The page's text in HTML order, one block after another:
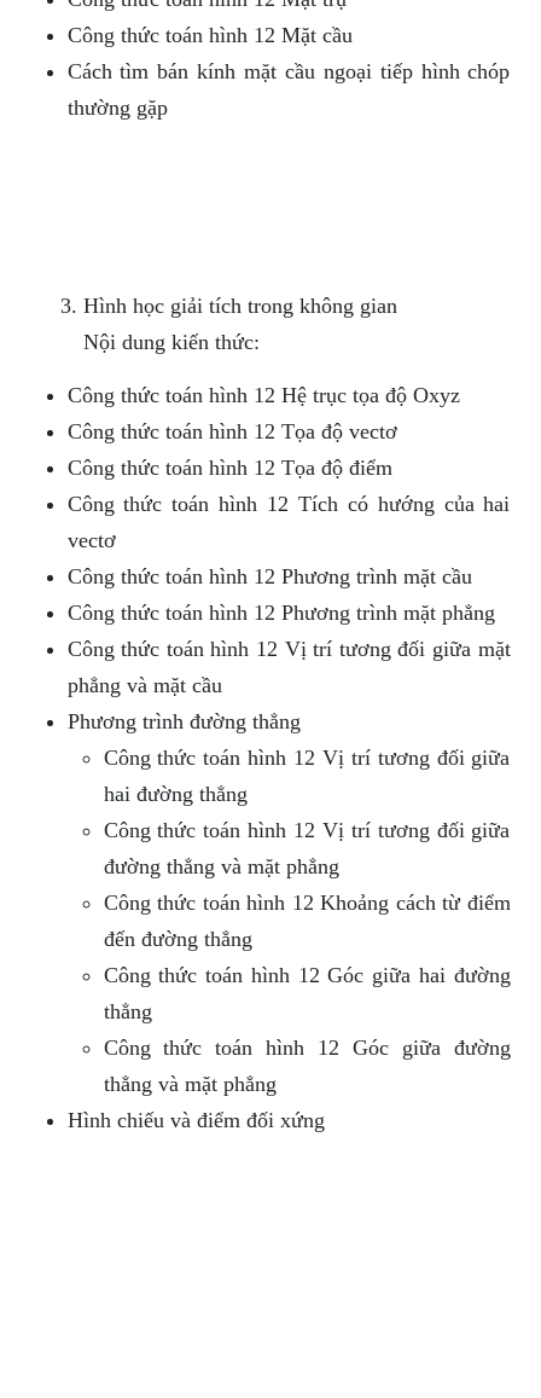
Công thức toán hình 12 Mặt cầu
Cách tìm bán kính mặt cầu ngoại tiếp hình chóp
thường gặp
Hình học giải tích trong không gian
Nội dung kiến thức:
Công thức toán hình 12 Hệ trục tọa độ Oxyz
Công thức toán hình 12 Tọa độ vectơ
Công thức toán hình 12 Tọa độ điểm
Công thức toán hình 12 Tích có hướng của hai
vectơ
Công thức toán hình 12 Phương trình mặt cầu
Công thức toán hình 12 Phương trình mặt phẳng
Công thức toán hình 12 Vị trí tương đối giữa mặt
phẳng và mặt cầu
Phương trình đường thẳng
Công thức toán hình 12 Vị trí tương đối giữa
hai đường thẳng
Công thức toán hình 12 Vị trí tương đối giữa
đường thẳng và mặt phẳng
Công thức toán hình 12 Khoảng cách từ điểm
đến đường thẳng
Công thức toán hình 12 Góc giữa hai đường
thẳng
Công thức toán hình 12 Góc giữa đường
thẳng và mặt phẳng
Hình chiếu và điểm đối xứng